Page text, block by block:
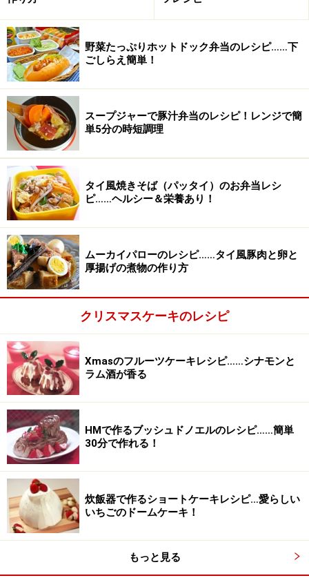
生クリーム
チョコレート
75g（湯せんしたスイートチ
砂糖 大さじ1
ラム酒 少々
■モカクリームの材料
生クリーム 100cc
砂糖
インスタントコーヒー
熱湯
簡単ブッシュドノエルの作り方・手順
■簡単ミニブッシュドノエルの作り方
1
スポンジ台を縦長の形にする
2段になっているスポンジ台の両端を切って縦長の形に
します。次にそれぞれを半分の厚みになるように切っ
て、同じ形のものを4つ作ります。
野菜たっぷりホットドック弁当のレシピ……下
ごしらえ簡単！
スープジャーで豚汁弁当のレシピ！レンジで簡
単5分の時短調理
タイ風焼きそば（パッタイ）のお弁当レシ
ピ……ヘルシー＆栄養あり！
ムーカイパローのレシピ……タイ風豚肉と卵と
厚揚げの煮物の作り方
クリスマスケーキのレシピ
Xmasのフルーツケーキレシピ……シナモンと
ラム酒が香る
HMで作るブッシュドノエルのレシピ……簡単
30分で作れる！
炊飯器で作るショートケーキレシピ…愛らしい
いちごのドームケーキ！
もっと見る